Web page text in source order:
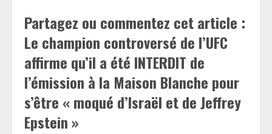
Partagez ou commentez cet article :
Le champion controversé de l’UFC
affirme qu’il a été INTERDIT de
l’émission à la Maison Blanche pour
s’être « moqué d’Israël et de Jeffrey
Epstein »